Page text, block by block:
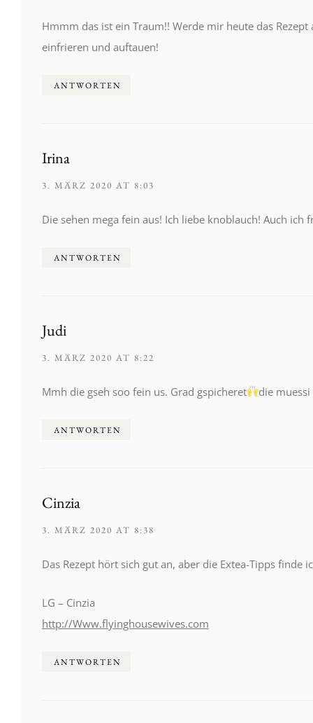
Hmmm das ist ein Traum!! Werde mir heute das
einfrieren und auftauen!
ANTWORTEN
Irina
3. MÄRZ 2020 AT 8:03
Die sehen mega fein aus! Ich liebe knoblauch! Auch
ANTWORTEN
Judi
3. MÄRZ 2020 AT 8:22
Mmh die gseh soo fein us. Grad gspicheret die
ANTWORTEN
Cinzia
3. MÄRZ 2020 AT 8:38
Das Rezept hört sich gut an, aber die Extea-Tipps finde
LG – Cinzia
http://Www.flyinghousewives.com
ANTWORTEN